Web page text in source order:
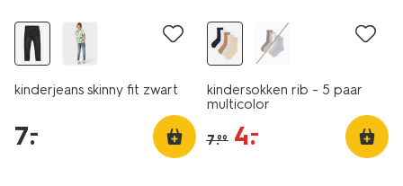
kinderjeans skinny fit zwart
7.
–
kindersokken rib - 5 paar
multicolor
7.99 4.
–